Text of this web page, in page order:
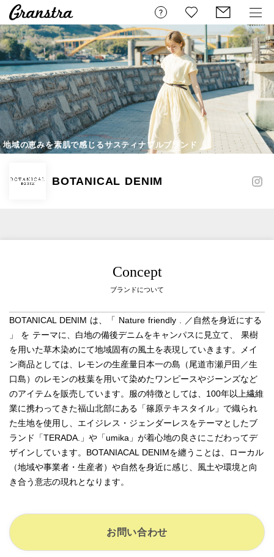
地域の恵みを素肌で感じるサスティナブルブランド
BOTANICAL DENIM
Concept
ブランドについて
BOTANICAL DENIM は、「 Nature friendly . ／自然を身近にする
」 を テーマに、白地の備後デニムをキャンパスに見立て、 果樹
を用いた草木染めにて地域固有の風土を表現していきます。メイ
ン商品としては、レモンの生産量日本一の島（尾道市瀬戸田／生
口島）のレモンの枝葉を用いて染めたワンピースやジーンズなど
のアイテムを販売しています。服の特徴としては、100年以上繊維
業に携わってきた福山北部にある「篠原テキスタイル」で織られ
た生地を使用し、エイジレス・ジェンダーレスをテーマとしたブ
ランド「TERADA.」や「umika」が着心地の良さにこだわってデ
ザインしています。BOTANIACAL DENIMを纏うことは、ローカル
（地域や事業者・生産者）や自然を身近に感じ、風土や環境と向
き合う意志の現れとなります。
お問い合わせ